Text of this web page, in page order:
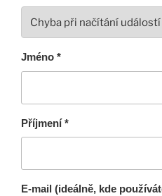
Jméno *
Příjmení *
E-mail (ideálně, kde